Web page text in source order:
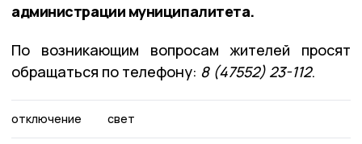
администрации муниципалитета.
По возникающим вопросам жителей просят
обращаться по телефону: 8 (47552) 23-112.
отключение свет